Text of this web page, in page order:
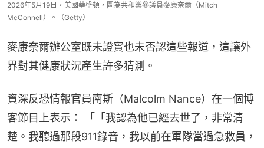
2026年5月19日，美國華盛頓，圖為共和黨參議員麥康奈爾（Mitch
McConnell）。（Getty）
麥康奈爾辦公室既未證實也未否認這些報道，這讓外
界對其健康狀況產生許多猜測。
資深反恐情報官員南斯（Malcolm Nance）在一個博
客節目上表示： 「「我認為他已經去世了，非常清
楚。我聽過那段911錄音，我以前在軍隊當過急救員，